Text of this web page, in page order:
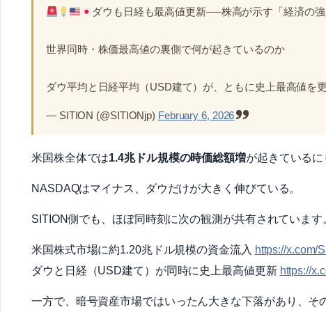
ダウも日経も最高値更新──株高が示す「経済の強
世界同時・株価最高値の裏側で何が起きているのか
ダウ平均と日経平均（USD建て）が、ともに史上最高値を
— SITION (@SITIONjp) February 6, 2026
米国株全体では1.4兆ドル規模の時価総額増が起きているに
NASDAQはマイナス、ダウだけが大きく伸びている。
SITION側でも、ほぼ同時刻に次の観測が共有されています
米国株式市場に約1.20兆ドル規模の資金流入 https://x.com/
ダウと日経（USD建て）が同時に史上最高値更新 https://
一方で、暗号資産市場ではいったん大きな下落があり、そ